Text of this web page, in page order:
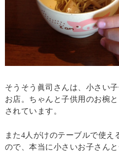
そうそう眞司さんは、小さい
お店。ちゃんと子供用のお椀
されています。
また4人がけのテーブルで使え
ので、本当に小さいお子さん